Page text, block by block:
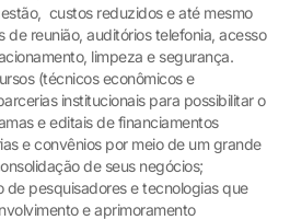
custos reduzidos e até mesmo
de reunião, auditórios telefonia, acesso
limpeza e segurança.
(técnicos econômicos e
institucionais para possibilitar o
e editais de financiamentos
e convênios por meio de um grande
de seus negócios;
pesquisadores e tecnologias que
e aprimoramento